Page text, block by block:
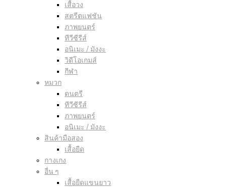
เสื้อวง
สตรีตแฟชัน
ภาพยนตร์
ทีวีซีรีส์
อนิเมะ / มังงะ
วิดีโอเกมส์
กีฬา
หมวก
ดนตรี
ทีวีซีรีส์
ภาพยนตร์
อนิเมะ / มังงะ
สินค้ามือสอง
เสื้อยืด
กางเกง
อื่น ๆ
เสื้อยืดแขนยาว